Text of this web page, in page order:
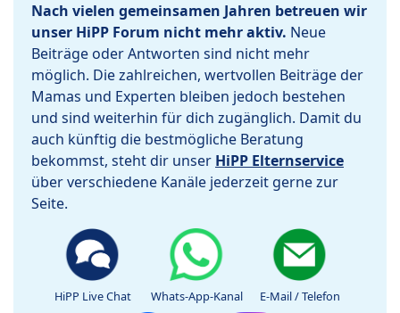
Nach vielen gemeinsamen Jahren betreuen wir
unser HiPP Forum nicht mehr aktiv. Neue
Beiträge oder Antworten sind nicht mehr
möglich. Die zahlreichen, wertvollen Beiträge der
Mamas und Experten bleiben jedoch bestehen
und sind weiterhin für dich zugänglich. Damit du
auch künftig die bestmögliche Beratung
bekommst, steht dir unser HiPP Elternservice
über verschiedene Kanäle jederzeit gerne zur
Seite.
HiPP Live Chat Whats-App-Kanal E-Mail / Telefon